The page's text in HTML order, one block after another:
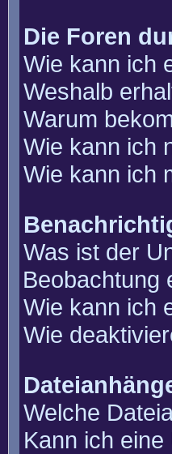
Die Foren
Wie kann ich
Weshalb
Warum
Wie kann ich
Wie kann ich
Was ist der
Beobachtung
Wie kann ich
Wie
Welche
Kann ich